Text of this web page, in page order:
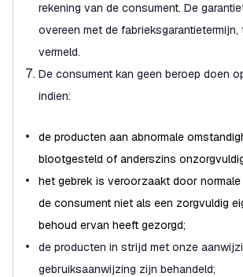
rekening van de consument. De
overeen met de fabrieksgarantietermijn,
vermeld.
De consument kan geen beroep doen
indien:
de producten aan abnormale
blootgesteld of anderszins
het gebrek is veroorzaakt door
de consument niet als een zorgvuldig
behoud ervan heeft gezorgd;
de producten in strijd met onze
gebruiksaanwijzing zijn behandeld;